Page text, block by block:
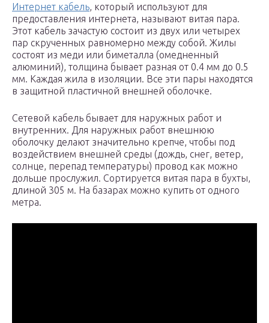
Интернет кабель, который используют для
предоставления интернета, называют витая пара.
Этот кабель зачастую состоит из двух или четырех
пар скрученных равномерно между собой. Жилы
состоят из меди или биметалла (омедненный
алюминий), толщина бывает разная от 0.4 мм до 0.5
мм. Каждая жила в изоляции. Все эти пары находятся
в защитной пластичной внешней оболочке.
Сетевой кабель бывает для наружных работ и
внутренних. Для наружных работ внешнюю
оболочку делают значительно крепче, чтобы под
воздействием внешней среды (дождь, снег, ветер,
солнце, перепад температуры) провод как можно
дольше прослужил. Сортируется витая пара в бухты,
длиной 305 м. На базарах можно купить от одного
метра.